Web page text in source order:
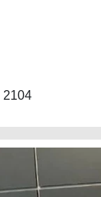
2104